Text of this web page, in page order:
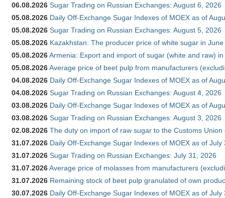
06.08.2026 Sugar Trading on Russian Exchanges: August 6, 2026
05.08.2026 Daily Off-Exchange Sugar Indexes of MOEX as of
05.08.2026 Sugar Trading on Russian Exchanges: August 5, 2026
05.08.2026 Kazakhstan: The producer price of white sugar in
05.08.2026Armenia: Export and import of sugar (white and raw)
05.08.2026Average price of beet pulp from manufacturers
04.08.2026 Daily Off-Exchange Sugar Indexes of MOEX as of
04.08.2026 Sugar Trading on Russian Exchanges: August 4, 2026
03.08.2026 Daily Off-Exchange Sugar Indexes of MOEX as of
03.08.2026 Sugar Trading on Russian Exchanges: August 3, 2026
02.08.2026 The duty on import of raw sugar to the Customs
31.07.2026 Daily Off-Exchange Sugar Indexes of MOEX as of July
31.07.2026 Sugar Trading on Russian Exchanges: July 31, 2026
31.07.2026Average price of molasses from manufacturers
31.07.2026 Remaining stock of beet pulp granulated of own
30.07.2026 Daily Off-Exchange Sugar Indexes of MOEX as of July